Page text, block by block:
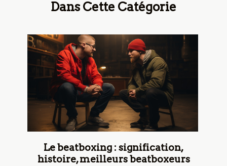
Dans Cette Catégorie
Le beatboxing : signification,
histoire, meilleurs beatboxeurs